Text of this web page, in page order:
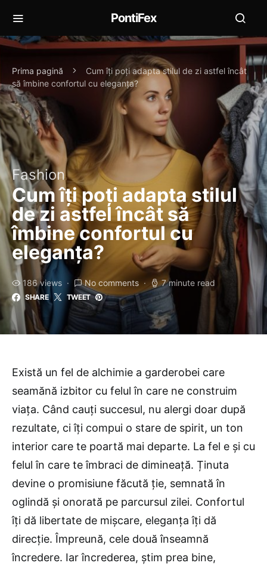
PontiFex
Prima pagină
Cum îți poți adapta stilul de zi astfel încât
să îmbine confortul cu eleganța?
Fashion
Cum îți poți adapta stilul
de zi astfel încât să
îmbine confortul cu
eleganța?
186 views No comments 7 minute read
SHARE TWEET
Există un fel de alchimie a garderobei care
seamănă izbitor cu felul în care ne construim
viața. Când cauți succesul, nu alergi doar după
rezultate, ci îți compui o stare de spirit, un ton
interior care te poartă mai departe. La fel e și cu
felul în care te îmbraci de dimineață. Ținuta
devine o promisiune făcută ție, semnată în
oglindă și onorată pe parcursul zilei. Confortul
îți dă libertate de mișcare, eleganța îți dă
direcție. Împreună, cele două înseamnă
încredere. Iar încrederea, știm prea bine,